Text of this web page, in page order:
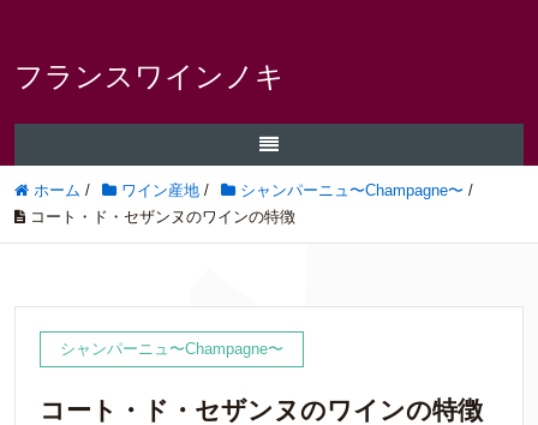
フランスワインノキ
ホーム / ワイン産地 / シャンパーニュ〜Champagne〜 /
コート・ド・セザンヌのワインの特徴
シャンパーニュ〜Champagne〜
コート・ド・セザンヌのワインの特徴